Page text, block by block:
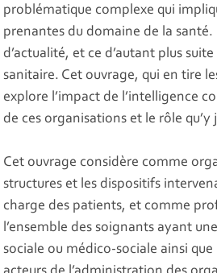
problématique complexe qui
prenantes du domaine de la santé.
d’actualité, et ce d’autant plus
sanitaire. Cet ouvrage, qui en tire
explore l’impact de l’intelligence
de ces organisations et le rôle qu’y
Cet ouvrage considère comme
structures et les dispositifs
charge des patients, et comme
l’ensemble des soignants ayant
sociale ou médico-sociale ainsi